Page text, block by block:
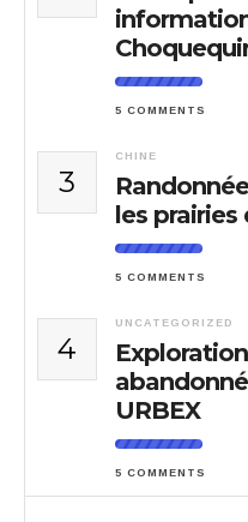
5 COMMENTS
3
CHINE
les prairies
5 COMMENTS
4
UNCATEGORIZED
URBEX
5 COMMENTS